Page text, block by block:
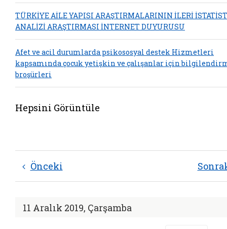
TÜRKİYE AİLE YAPISI ARAŞTIRMALARININ İLERİ
ANALİZİ ARAŞTIRMASI İNTERNET DUYURUSU
Afet ve acil durumlarda psikososyal destek Hizmetleri
kapsamında çocuk yetişkin ve çalışanlar için
broşürleri
Hepsini Görüntüle
Önceki
11 Aralık 2019, Çarşamba